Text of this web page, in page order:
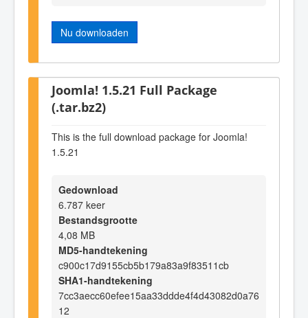
Nu downloaden
Joomla! 1.5.21 Full Package
(.tar.bz2)
This is the full download package for Joomla!
1.5.21
Gedownload
6.787 keer
Bestandsgrootte
4,08 MB
MD5-handtekening
c900c17d9155cb5b179a83a9f83511cb
SHA1-handtekening
7cc3aecc60efee15aa33ddde4f4d43082d0a76
12